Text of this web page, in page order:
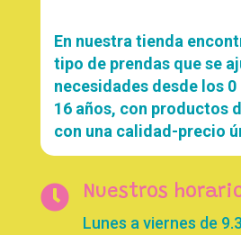
En nuestra tienda
tipo de prendas que se
necesidades desde los
16 años, con productos
con una calidad-precio
 Nuestros
Lunes a viernes de